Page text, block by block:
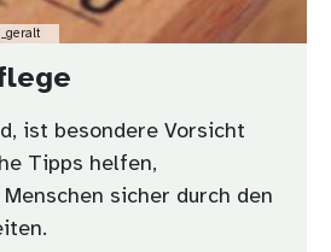
ist besondere Vorsicht
Tipps helfen,
sicher durch den